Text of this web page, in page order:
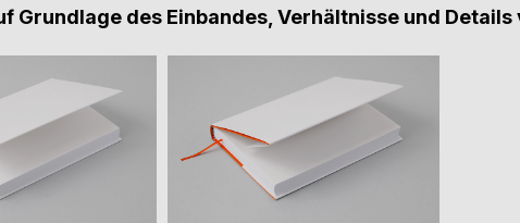
Grundlage des Einbandes, Verhältnisse und